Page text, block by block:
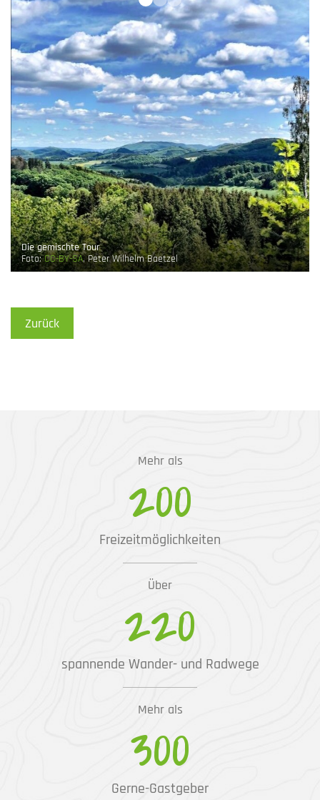
Die gemischte Tour
Foto:CC-BY-SA, Peter Wilhelm Baetzel
Zurück
Mehr als
200
Freizeitmöglichkeiten
Über
220
spannende Wander- und Radwege
Mehr als
300
Gerne-Gastgeber